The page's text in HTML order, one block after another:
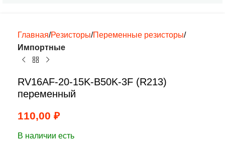
Главная Резисторы Переменные резисторы
Импортные
RV16AF-20-15K-B50K-3F (R213)
переменный
110,00 ₽
В наличии есть